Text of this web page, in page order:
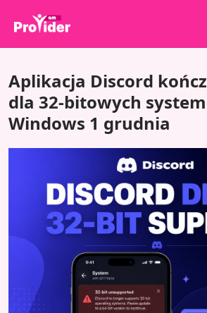
O nas
Zaloguj się
Zarejestruj się
Warunki
Blog
Aplikacja Discord
dla 32-bitowych
Windows 1 grudnia